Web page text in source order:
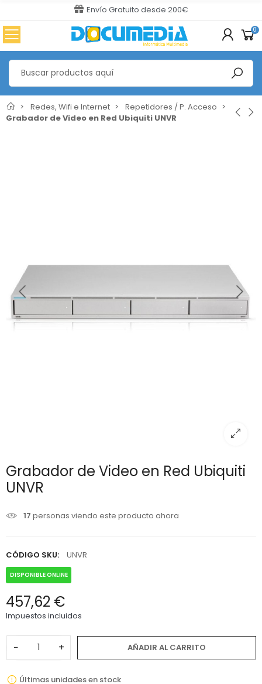
Envío Gratuito desde 200€
0
Redes, Wifi e Internet
Repetidores / P. Acceso
Grabador de Video en Red Ubiquiti UNVR
Grabador de Video en Red Ubiquiti
UNVR
17 personas viendo este producto ahora
CÓDIGO SKU: UNVR
DISPONIBLE ONLINE
457,62 €
Impuestos incluidos
− + AÑADIR AL CARRITO
Últimas unidades en stock